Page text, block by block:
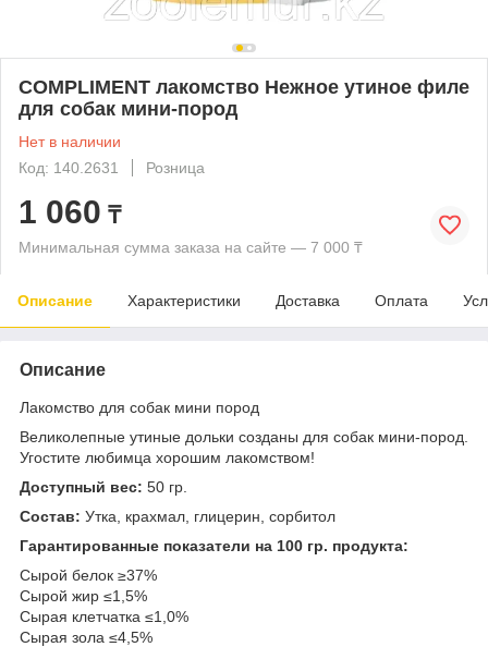
COMPLIMENT лакомство Нежное утиное филе
для собак мини-пород
Нет в наличии
Код: 140.2631
Розница
1 060 ₸
Минимальная сумма заказа на сайте — 7 000 ₸
Описание Характеристики Доставка Оплата
Описание
Лакомство для собак мини пород
Великолепные утиные дольки созданы для собак мини-пород.
Угостите любимца хорошим лакомством!
Доступный вес: 50 гр.
Состав: Утка, крахмал, глицерин, сорбитол
Гарантированные показатели на 100 гр. продукта:
Сырой белок ≥37%
Сырой жир ≤1,5%
Сырая клетчатка ≤1,0%
Сырая зола ≤4,5%